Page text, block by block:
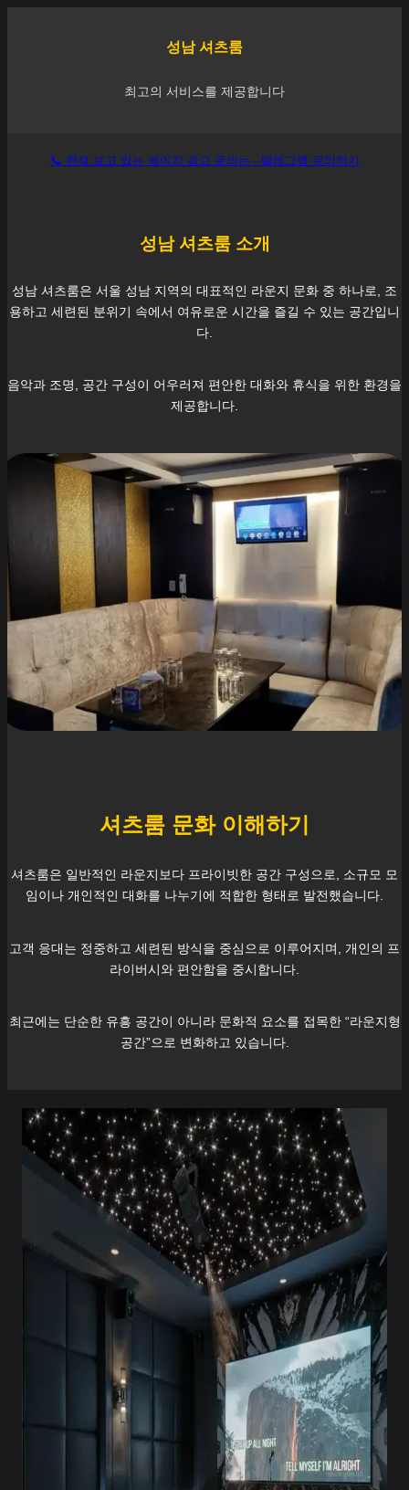
성남 셔츠룸
최고의 서비스를 제공합니다
📞 현재 보고 있는 페이지 광고 문의는 - 텔레그램 문의하기
성남셔츠룸 소개
성남 셔츠룸은 서울 성남 지역의 대표적인 라운지 문화 중 하나로, 조
용하고 세련된 분위기 속에서 여유로운 시간을 즐길 수 있는 공간입니
다.
음악과 조명, 공간 구성이 어우러져 편안한 대화와 휴식을 위한 환경을
제공합니다.
셔츠룸 문화 이해하기
셔츠룸은 일반적인 라운지보다 프라이빗한 공간 구성으로, 소규모 모
임이나 개인적인 대화를 나누기에 적합한 형태로 발전했습니다.
고객 응대는 정중하고 세련된 방식을 중심으로 이루어지며, 개인의 프
라이버시와 편안함을 중시합니다.
최근에는 단순한 유흥 공간이 아니라 문화적 요소를 접목한 “라운지형
공간”으로 변화하고 있습니다.